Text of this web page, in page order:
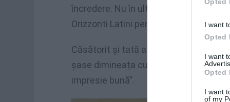
I want
Opted
I want
Opted
I want
of my
încredere. Nu în ultimul rând,
Orizzonti Latini pentru sprijinul
Căsătorit și tată a doi copii, fata de 13
șase dimineața cu fiica sa: două ore
impresie bună”.